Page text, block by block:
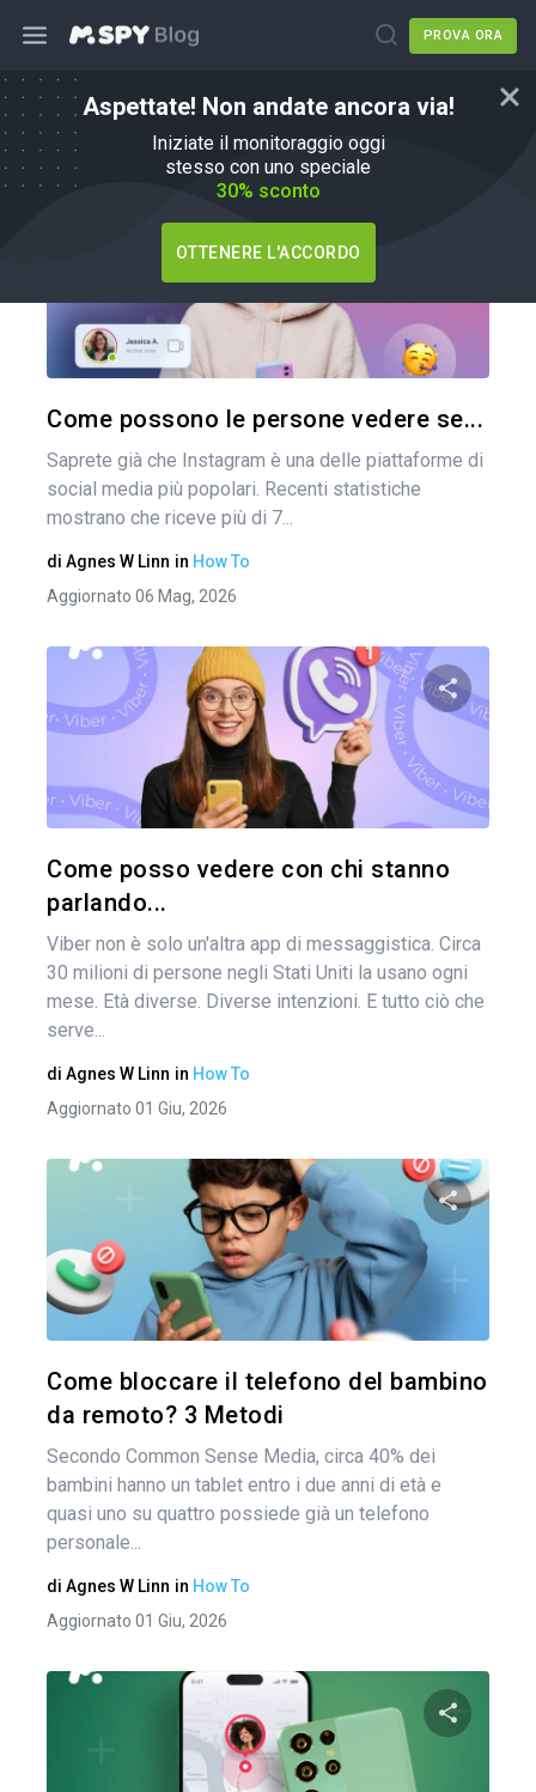
PROVA ORA
Aspettate! Non andate ancora via!
Iniziate il monitoraggio oggi
stesso con uno speciale
30% sconto
OTTENERE L'ACCORDO
Come fare
Come possono le persone vedere se...
Saprete già che Instagram è una delle piattaforme di
social media più popolari. Recenti statistiche
mostrano che riceve più di 7...
di Agnes W Linn in How To
Aggiornato 06 Mag, 2026
Condividi
Come posso vedere con chi stanno
parlando...
Viber non è solo un'altra app di messaggistica. Circa
30 milioni di persone negli Stati Uniti la usano ogni
mese. Età diverse. Diverse intenzioni. E tutto ciò che
serve...
di Agnes W Linn in How To
Aggiornato 01 Giu, 2026
Condividi
Come bloccare il telefono del bambino
da remoto? 3 Metodi
Secondo Common Sense Media, circa 40% dei
bambini hanno un tablet entro i due anni di età e
quasi uno su quattro possiede già un telefono
personale...
di Agnes W Linn in How To
Aggiornato 01 Giu, 2026